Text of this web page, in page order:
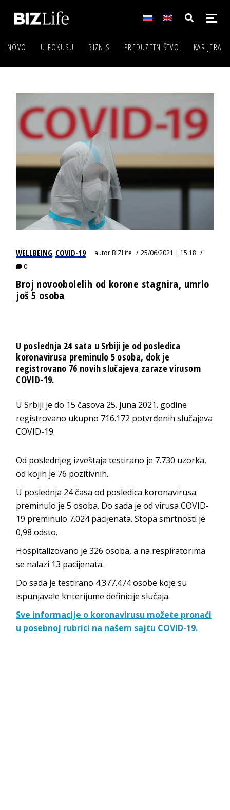
NOVO U FOKUSU BIZNIS PREDUZETNIŠTVO KARIJERA
WELLBEING, COVID-19 autorBIZLife
25/06/2021 | 15:18
0
Broj novoobolelih od korone stagnira, umrlo
još 5 osoba
U poslednja 24 sata u Srbiji je od posledica
koronavirusa preminulo 5 osoba, dok je
registrovano 76 novih slučajeva zaraze virusom
COVID-19.
U Srbiji je do 15 časova 25. juna 2021. godine
registrovano ukupno 716.172 potvrđenih slučajeva
COVID-19.
Od poslednjeg izveštaja testirano je 7.730 uzorka,
od kojih je 76 pozitivnih.
U poslednja 24 časa od posledica koronavirusa
preminulo je 5 osoba. Do sada je od virusa COVID-
19 preminulo 7.024 pacijenata. Stopa smrtnosti je
0,98 odsto.
Hospitalizovano je 326 osoba, a na respiratorima
se nalazi 13 pacijenata.
Do sada je testirano 4.377.474‬ osobe koje su
ispunjavale kriterijume definicije slučaja.
Sve informacije o koronavirusu možete pronaći
u posebnoj rubrici na našem sajtu COVID-19.